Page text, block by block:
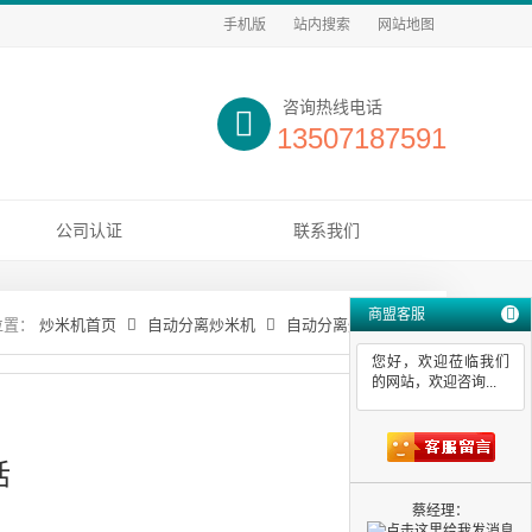
手机版 站内搜索 网站地图
咨询热线电话
13507187591
公司认证 联系我们
炒米机首页 自动分离炒米机 自动分离炒米机电话
商盟客服
您好，欢迎莅临我们
的网站，欢迎咨询...
蔡经理：